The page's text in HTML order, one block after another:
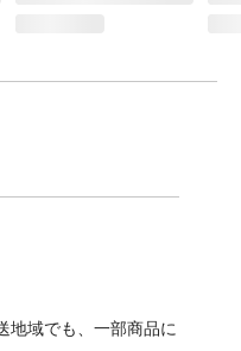
地域でも、一部商品に